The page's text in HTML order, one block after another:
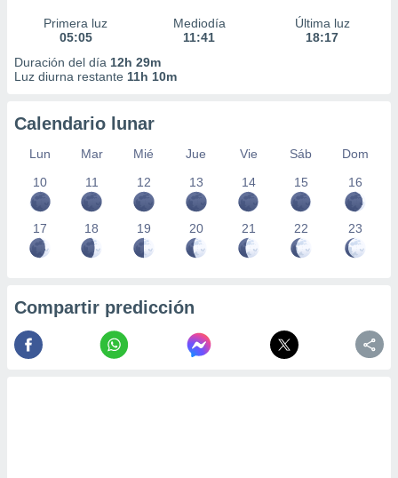
Primera luz
05:05
Mediodía
11:41
Última luz
18:17
Duración del día 12h 29m
Luz diurna restante 11h 10m
Calendario lunar
Lun Mar Mié Jue Vie Sáb
Dom
10
11 12 13 14 15 16
17 18 19 20 21 22 23
Compartir predicción